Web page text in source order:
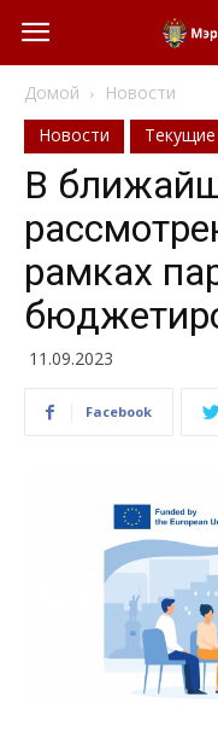
Домой
Новости
Новости
В
рамках
11.09.2023
Facebook